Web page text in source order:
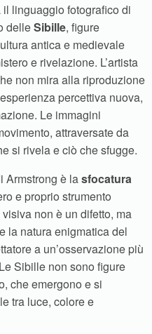
linguaggio fotografico di
delleSibille, figure
antica e medievale
e rivelazione. L’artista
non mira alla riproduzione
percettiva nuova,
Le immagini
attraversate da
si rivela e ciò che sfugge.
Armstrong è lasfocatura
e proprio strumento
non è un difetto, ma
la natura enigmatica del
a un’osservazione più
Sibille non sono figure
che emergono e si
tra luce, colore e